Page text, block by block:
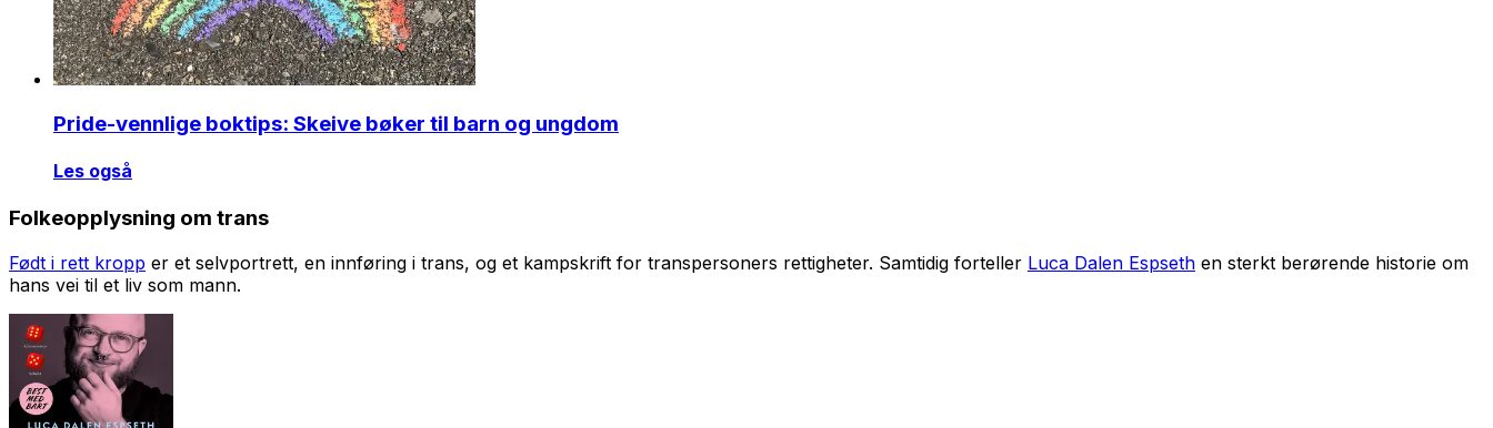
Pride-vennlige boktips: Skeive bøker til barn og ungdom
Les også
Folkeopplysning om trans
Født i rett kropp er et selvportrett, en innføring i trans, og et kampskrift for transpersoners rettigheter. Samtidig forteller Luca Dalen Espseth en sterkt berørende historie om
hans vei til et liv som mann.